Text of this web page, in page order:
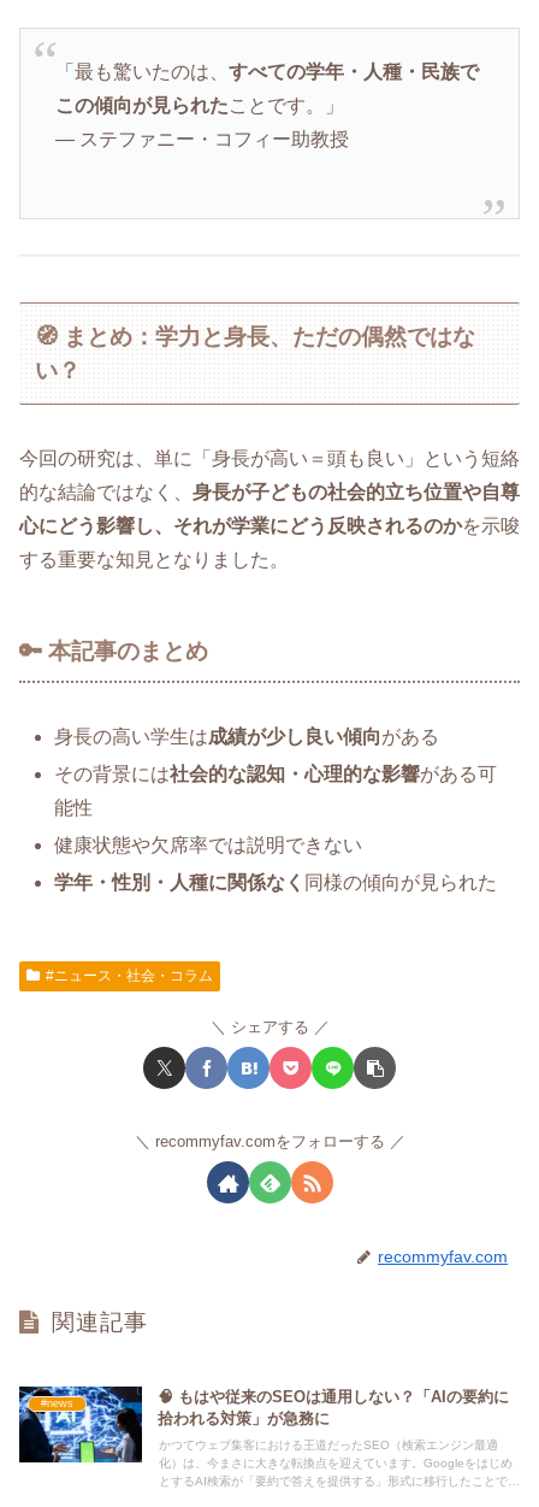
「最も驚いたのは、 すべての学年・人種・民族で
この傾向が見られたことです。」
— ステファニー・コフィー助教授
🧭 まとめ：学力と身長、ただの偶然ではな
い？
今回の研究は、単に「身長が高い＝頭も良い」という短絡
的な結論ではなく、 身長が子どもの社会的立ち位置や自尊
心にどう影響し、それが学業にどう反映されるのかを示唆
する重要な知見となりました。
🔑 本記事のまとめ
身長の高い学生は成績が少し良い傾向がある
その背景には社会的な認知・心理的な影響がある可
能性
健康状態や欠席率では説明できない
学年・性別・人種に関係なく 同様の傾向が見られた
#ニュース・社会・コラム
シェアする
recommyfav.comをフォローする
recommyfav.com
関連記事
#news
🧠 もはや従来のSEOは通用しない？「AIの要約に
拾われる対策」が急務に
かつてウェブ集客における王道だったSEO（検索エンジン最適
化）は、今まさに大きな転換点を迎えています。Googleをはじめ
とするAI検索が「要約で答えを提供する」形式に移行したことで、